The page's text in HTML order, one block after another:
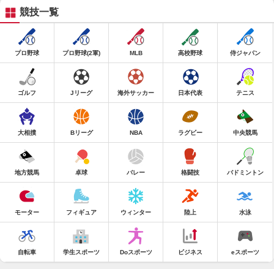
競技一覧
プロ野球 プロ野球(2軍) MLB 高校野球 侍ジャパン
ゴルフ Jリーグ 海外サッカー 日本代表 テニス
大相撲 Bリーグ NBA ラグビー 中央競馬
地方競馬 卓球 バレー 格闘技 バドミントン
モーター フィギュア ウィンター 陸上 水泳
自転車 学生スポーツ Doスポーツ ビジネス eスポーツ